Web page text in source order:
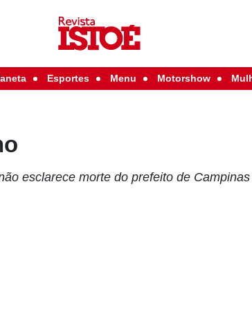
Esportes Menu Motorshow
esclarece morte do prefeito de Campinas